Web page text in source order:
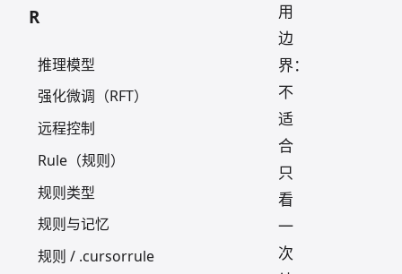
R
推理模型
强化微调（RFT）
远程控制
Rule（规则）
规则类型
规则与记忆
规则 / .cursorrule
用
边
界：
不
适
合
只
看
一
次